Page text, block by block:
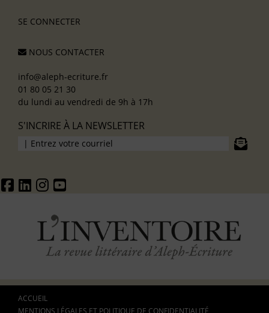
SE CONNECTER
NOUS CONTACTER
info@aleph-ecriture.fr
01 80 05 21 30
du lundi au vendredi de 9h à 17h
S'INCRIRE À LA NEWSLETTER
ACCUEIL
MENTIONS LÉGALES ET POLITIQUE DE CONFIDENTIALITÉ